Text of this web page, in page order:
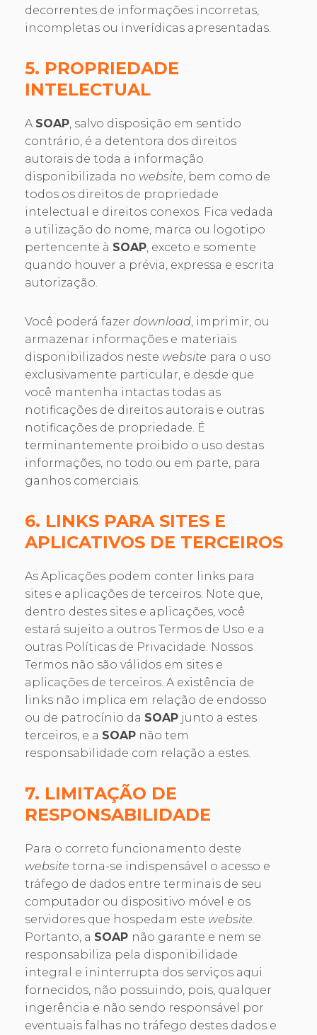
decorrentes de informações incorretas,
incompletas ou inverídicas apresentadas.
5. PROPRIEDADE
INTELECTUAL
A SOAP, salvo disposição em sentido
contrário, é a detentora dos direitos
autorais de toda a informação
disponibilizada no website, bem como de
todos os direitos de propriedade
intelectual e direitos conexos. Fica vedada
a utilização do nome, marca ou logotipo
pertencente à SOAP, exceto e somente
quando houver a prévia, expressa e escrita
autorização.
Você poderá fazer download, imprimir, ou
armazenar informações e materiais
disponibilizados neste website para o uso
exclusivamente particular, e desde que
você mantenha intactas todas as
notificações de direitos autorais e outras
notificações de propriedade. É
terminantemente proibido o uso destas
informações, no todo ou em parte, para
ganhos comerciais.
6. LINKS PARA SITES E
APLICATIVOS DE TERCEIROS
As Aplicações podem conter links para
sites e aplicações de terceiros. Note que,
dentro destes sites e aplicações, você
estará sujeito a outros Termos de Uso e a
outras Políticas de Privacidade. Nossos
Termos não são válidos em sites e
aplicações de terceiros. A existência de
links não implica em relação de endosso
ou de patrocínio da SOAP junto a estes
terceiros, e a SOAP não tem
responsabilidade com relação a estes.
7. LIMITAÇÃO DE
RESPONSABILIDADE
Para o correto funcionamento deste
website torna-se indispensável o acesso e
tráfego de dados entre terminais de seu
computador ou dispositivo móvel e os
servidores que hospedam este website.
Portanto, a SOAP não garante e nem se
responsabiliza pela disponibilidade
integral e ininterrupta dos serviços aqui
fornecidos, não possuindo, pois, qualquer
ingerência e não sendo responsável por
eventuais falhas no tráfego destes dados e